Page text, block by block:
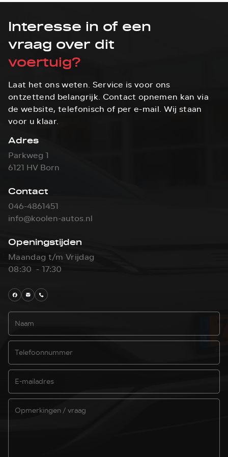
Interesse in of een
vraag over dit
voertuig?
Laat het ons weten. Service is voor ons
ontzettend belangrijk. Contact opnemen kan via
de website, telefonisch of per e-mail. Wij staan
voor u klaar.
Adres
Parkweg 1
6121 HV Born
Contact
046-4861451
info@koolen-autos.nl
Openingstijden
Maandag t/m Vrijdag
08:30 - 17:30